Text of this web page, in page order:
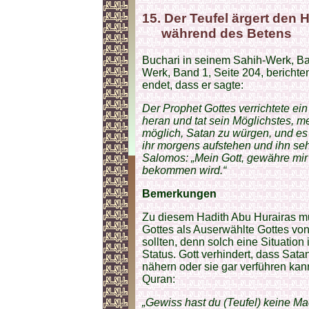
15. Der Teufel ärgert den
während des Betens
Buchari in seinem Sahih-Werk,
Werk, Band 1, Seite 204,
endet, dass er sagte:
Der Prophet Gottes verrichtete
heran und tat sein Möglichstes,
möglich, Satan zu würgen, und
ihr morgens aufstehen und ihn
Salomos: „Mein Gott, gewähre
bekommen wird.“
Bemerkungen
Zu diesem Hadith Abu Hurairas
Gottes als Auserwählte Gottes
sollten, denn solch eine
Status. Gott verhindert, dass
nähern oder sie gar verführen
Quran:
„Gewiss hast du (Teufel) keine